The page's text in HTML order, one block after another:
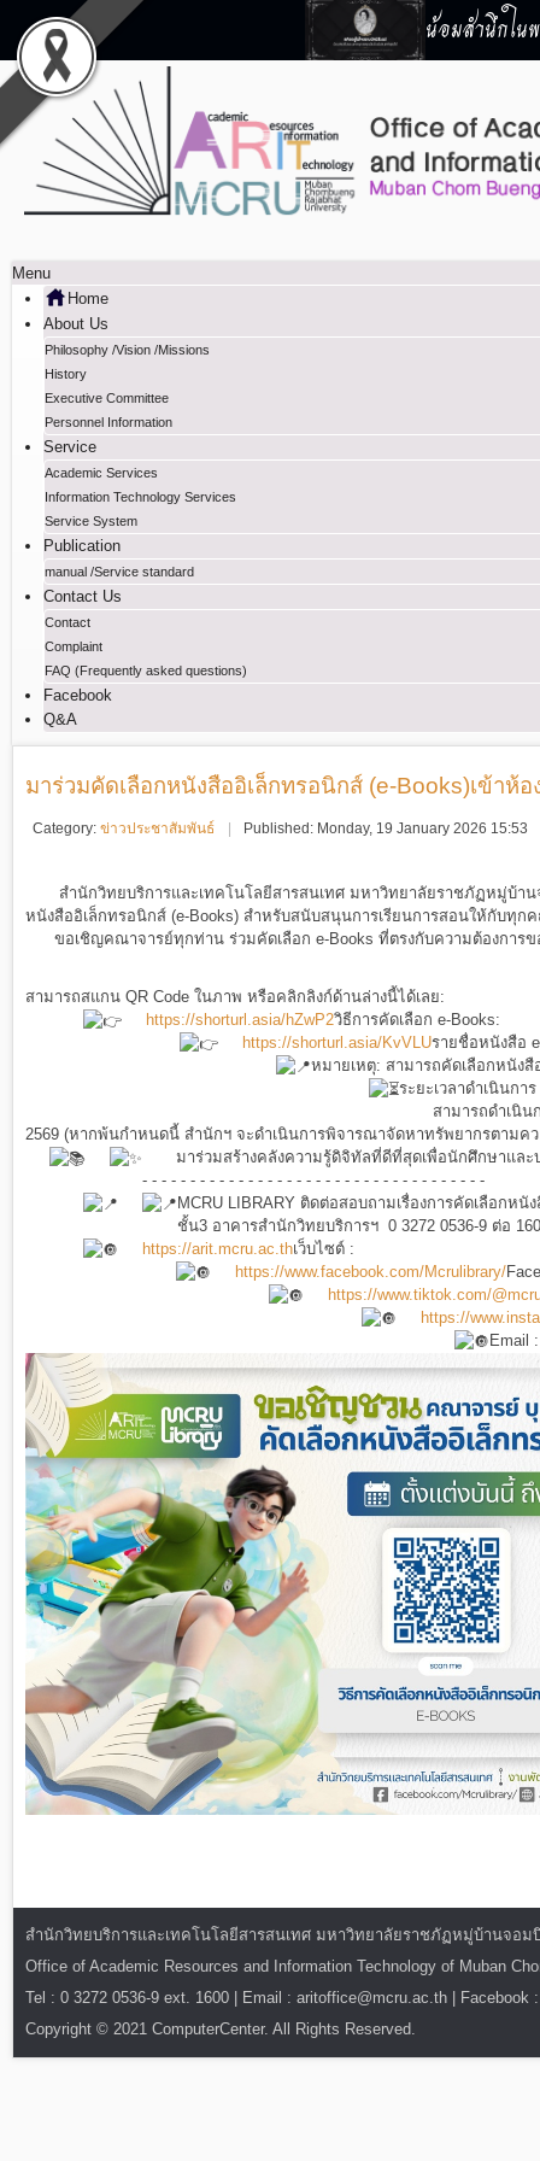
น้อมสำนึกใน
Menu
Home
About Us
Philosophy /Vision /Missions
History
Executive Committee
Personnel Information
Service
Academic Services
Information Technology Services
Service System
Publication
manual /Service standard
Contact Us
Contact
Complaint
FAQ (Frequently asked questions)
Facebook
Q&A
มาร่วมคัดเลือกหนังสืออิเล็กทรอนิกส์ (e-Books)เข้าห้
Category: ข่าวประชาสัมพันธ์ Published: Monday, 19 January 2026 15:53
สำนักวิทยบริการและเทคโนโลยีสารสนเทศ มหาวิทยาลัยราชภัฏหมู่บ้าน
หนังสืออิเล็กทรอนิกส์ (e-Books) สำหรับสนับสนุนการเรียนการสอนให้กับทุก
ขอเชิญคณาจารย์ทุกท่าน ร่วมคัดเลือก e-Books ที่ตรงกับความต้องการ
สามารถสแกน QR Code ในภาพ หรือคลิกลิงก์ด้านล่างนี้ได้เลย:
วิธีการคัดเลือก e-Books:
https://shorturl.asia/hZwP2
รายชื่อหนังสือ
https://shorturl.asia/KvVLU
หมายเหตุ: สามารถคัดเลือกหนัง
ระยะเวลาดำเนินการ
สามารถดำเนิ
2569 (หากพ้นกำหนดนี้ สำนักฯ จะดำเนินการพิจารณาจัดหาทรัพยากรตามค
มาร่วมสร้างคลังความรู้ดิจิทัลที่ดีที่สุดเพื่อนักศึกษาและ
- - - - - - - - - - - - - - - - - - - - - - - - - - - - - - - - - - - -
MCRU LIBRARY ติดต่อสอบถามเรื่องการคัดเลือกหนั
ชั้น3 อาคารสำนักวิทยบริการฯ 0 3272 0536-9 ต่อ
เว็บไซต์ :
https://arit.mcru.ac.th
https://www.facebook.com/Mcrulibrary/
https://www.tiktok.com/
https://
Email
สำนักวิทยบริการและเทคโนโลยีสารสนเทศ มหาวิทยาลัยราชภัฏหมู่บ้านจอ
Office of Academic Resources and Information Technology of Muban
Tel : 0 3272 0536-9 ext. 1600 | Email : aritoffice@mcru.ac.th | Facebook
Copyright © 2021 ComputerCenter. All Rights Reserved.